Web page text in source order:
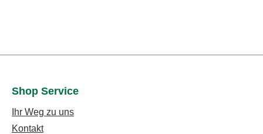
Shop Service
Ihr Weg zu uns
Kontakt